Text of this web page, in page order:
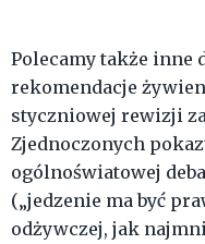
Polecamy także inne
rekomendacje
styczniowej rewizji
Zjednoczonych
ogólnoświatowej
(„jedzenie ma być
odżywczej, jak